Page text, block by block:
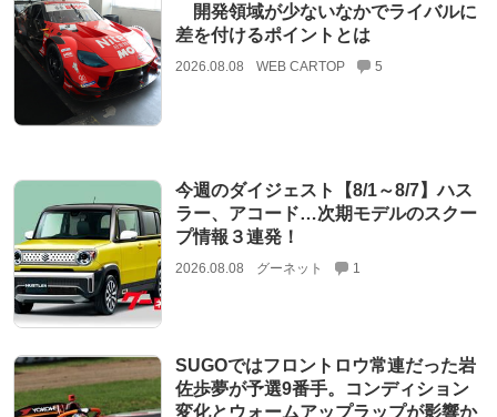
開発領域が少ないなかでライバルに
差を付けるポイントとは
2026.08.08 WEB CARTOP 5
今週のダイジェスト【8/1～8/7】ハス
ラー、アコード…次期モデルのスクー
プ情報３連発！
2026.08.08 グーネット 1
SUGOではフロントロウ常連だった岩
佐歩夢が予選9番手。コンディション
変化とウォームアップラップが影響か